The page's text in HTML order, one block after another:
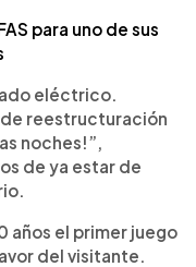
para uno de sus
eléctrico.
reestructuración
noches!”,
de ya estar de
años el primer juego
del visitante.